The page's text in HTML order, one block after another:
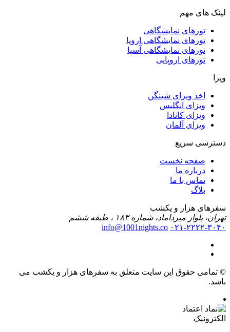
لینک های مهم
تورهای نمایشگاهی
تورهای نمایشگاهی اروپا
تورهای نمایشگاهی آسیا
تورهای اروپایی
ویزا
اخذ ویزای شینگن
ویزای انگلیس
ویزای کانادا
ویزای آلمان
دسترسی سریع
صفحه نخست
درباره ما
تماس با ما
بلاگ
سفرهای هزار و یکشب
تهران، بلوار میرداماد، شماره ۱۸۳ ، طبقه ششم
۰۲۱-۲۲۲۲-۳۰۴۰ info@1001nights.co
© تمامی حقوق این سایت متعلق به سفرهای هزار و یکشب می
باشد.